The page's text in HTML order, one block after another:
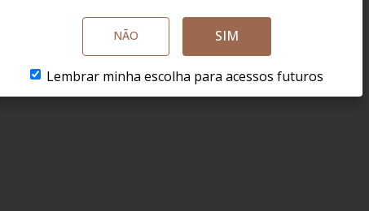
NÃO SIM
Lembrar minha escolha para acessos futuros